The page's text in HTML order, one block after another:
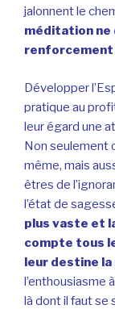
jalonnent le
méditation ne
renforcement
Développer
pratique au
leur égard une
Non seulement
même, mais
êtres de
l’état de
plus vaste et
compte tous
leur destine
l’enthousiasme
là dont il faut se